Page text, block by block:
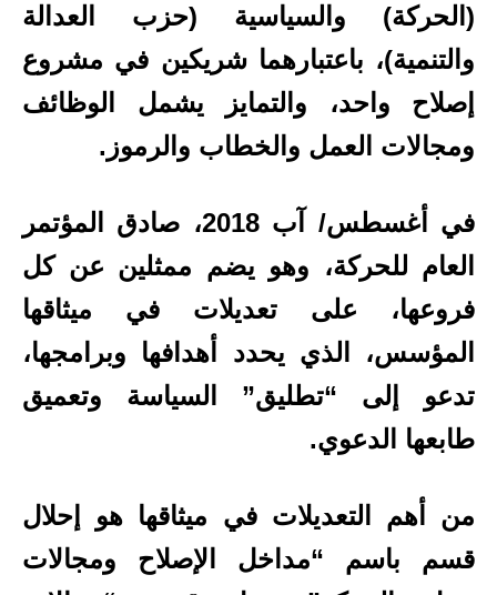
(الحركة) والسياسية (حزب العدالة
والتنمية)، باعتبارهما شريكين في مشروع
إصلاح واحد، والتمايز يشمل الوظائف
ومجالات العمل والخطاب والرموز.
في أغسطس/ آب 2018، صادق المؤتمر
العام للحركة، وهو يضم ممثلين عن كل
فروعها، على تعديلات في ميثاقها
المؤسس، الذي يحدد أهدافها وبرامجها،
تدعو إلى “تطليق” السياسة وتعميق
طابعها الدعوي.
من أهم التعديلات في ميثاقها هو إحلال
قسم باسم “مداخل الإصلاح ومجالات